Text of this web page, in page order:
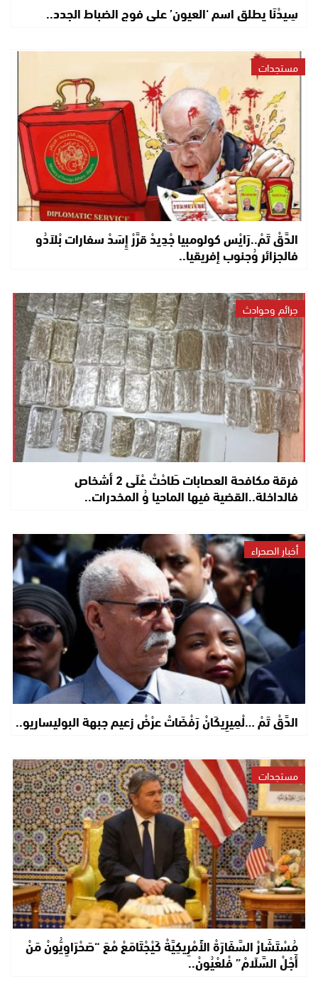
سِيدْنَا يطلق اسم ‘العيون’ على فوج الضباط الجدد..
مستجدات
الدَّقْ تَمْ..رَايْس كولومبيا جْدِيدْ قرَّرْ إِسَدْ سفارات بْلاَدُو
فالجزائر وُجنوب إفريقيا..
جرائم وحوادث
فرقة مكافحة العصابات طَاحْتْ عْلَى 2 أشخاص
فالداخلة..القضية فيها الماحيا وُ المخدرات..
أخبار الصحراء
الدَّقْ تَمْ …لْمِيرِيكَانْ رَفْضَاتْ عرْضْ زعيم جبهة البوليساريو..
مستجدات
مُسْتَشَارْ السَّفَارَةْ الأَمْرِيكِيَّةْ كَيْجْتَامَعْ مْعَ “صَحْرَاوِيُّونْ مَنْ
أَجْلْ السَّلَامْ” فْلعْيُونْ..